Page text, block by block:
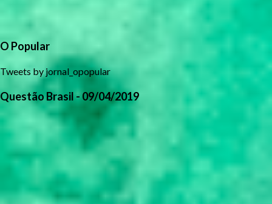
O Popular
Tweets by jornal_opopular
Questão Brasil - 09/04/2019